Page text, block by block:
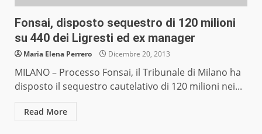
Fonsai, disposto sequestro di 120 milioni
su 440 dei Ligresti ed ex manager
Maria Elena Perrero Dicembre 20, 2013
MILANO – Processo Fonsai, il Tribunale di Milano ha
disposto il sequestro cautelativo di 120 milioni nei...
Read More